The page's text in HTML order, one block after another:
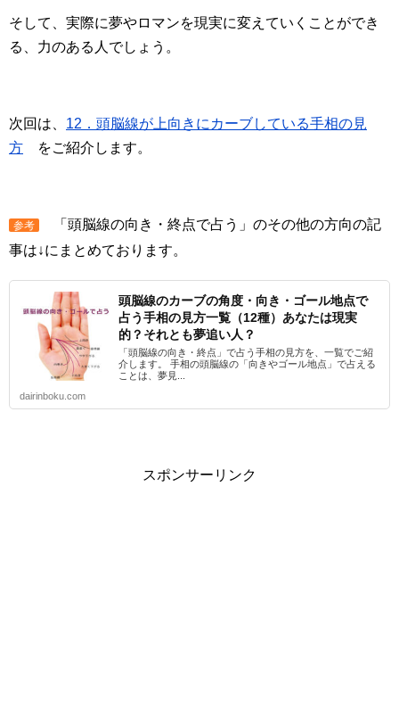
そして、実際に夢やロマンを現実に変えていくことができ
る、力のある人でしょう。
次回は、 12．頭脳線が上向きにカーブしている手相の見
方 をご紹介します。
参考
「頭脳線の向き・終点で占う」のその他の方向の記
事は↓にまとめております。
頭脳線のカーブの角度・向き・ゴール地点で
占う手相の見方一覧（12種）あなたは現実
的？それとも夢追い人？
「頭脳線の向き・終点」で占う手相の見方を、一覧でご紹
介します。 手相の頭脳線の「向きやゴール地点」で占える
ことは、夢見...
dairinboku.com
スポンサーリンク